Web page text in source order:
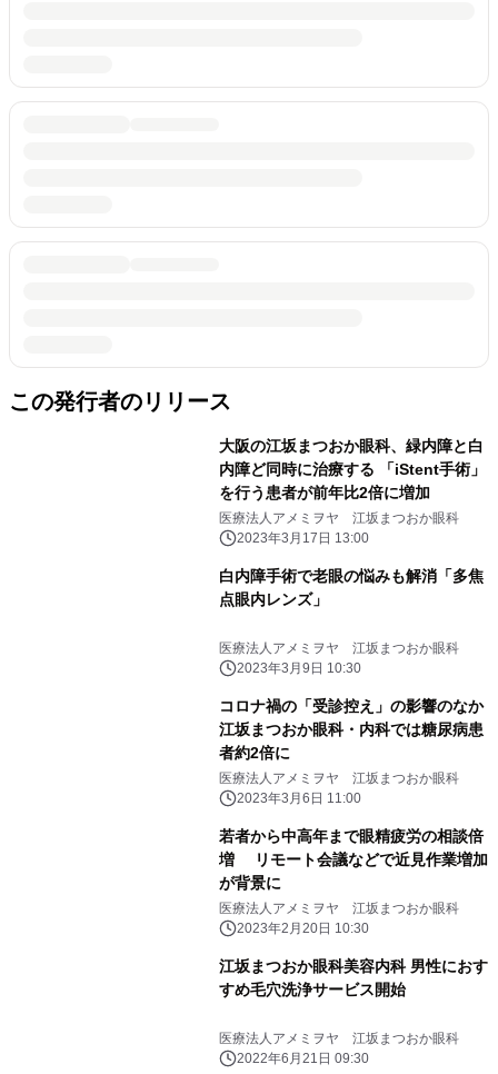
この発行者のリリース
大阪の江坂まつおか眼科、緑内障と白
内障ど同時に治療する 「iStent手術」
を行う患者が前年比2倍に増加
医療法人アメミヲヤ 江坂まつおか眼科
2023年3月17日 13:00
白内障手術で老眼の悩みも解消「多焦
点眼内レンズ」
医療法人アメミヲヤ 江坂まつおか眼科
2023年3月9日 10:30
コロナ禍の「受診控え」の影響のなか
江坂まつおか眼科・内科では糖尿病患
者約2倍に
医療法人アメミヲヤ 江坂まつおか眼科
2023年3月6日 11:00
若者から中高年まで眼精疲労の相談倍
増 リモート会議などで近見作業増加
が背景に
医療法人アメミヲヤ 江坂まつおか眼科
2023年2月20日 10:30
江坂まつおか眼科美容内科 男性におす
すめ毛穴洗浄サービス開始
医療法人アメミヲヤ 江坂まつおか眼科
2022年6月21日 09:30